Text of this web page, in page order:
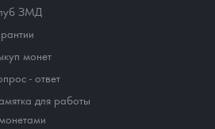
ЗМД
монет
- ответ
для работы